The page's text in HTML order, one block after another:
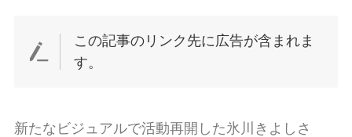
この記事のリンク先に広告が含まれま
す。
新たなビジュアルで活動再開した氷川きよしさ